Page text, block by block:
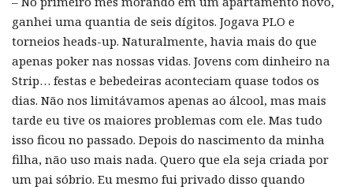
ganhei uma quantia de seis dígitos. Jogava PLO e
torneios heads-up. Naturalmente, havia mais do que
apenas poker nas nossas vidas. Jovens com dinheiro na
Strip… festas e bebedeiras aconteciam quase todos os
dias. Não nos limitávamos apenas ao álcool, mas mais
tarde eu tive os maiores problemas com ele. Mas tudo
isso ficou no passado. Depois do nascimento da minha
filha, não uso mais nada. Quero que ela seja criada por
um pai sóbrio. Eu mesmo fui privado disso quando